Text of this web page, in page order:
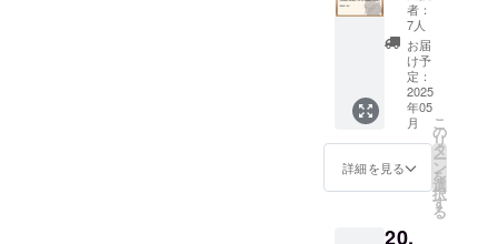
高画質
データ
になり
ます。
（イラ
スト担
当：
ヤッペ
ン様）
■「アン
ジュア
ん」
キービ
ジュア
ル（高
画質
デー
タ） ク
ラウド
ファン
ディン
画等に
タセッ
ト・ス
タン
ダー
ド】
「【02
】デー
タセッ
トプラ
ン・ス
ド」と
者：
7人
お届
け予
定：
2025
年05
月
詳細を見る
こ
の
リ
タ
ー
ン
を
選
択
す
る
20,